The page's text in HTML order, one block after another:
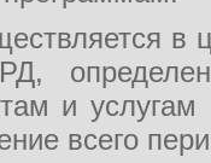
в
и
всего